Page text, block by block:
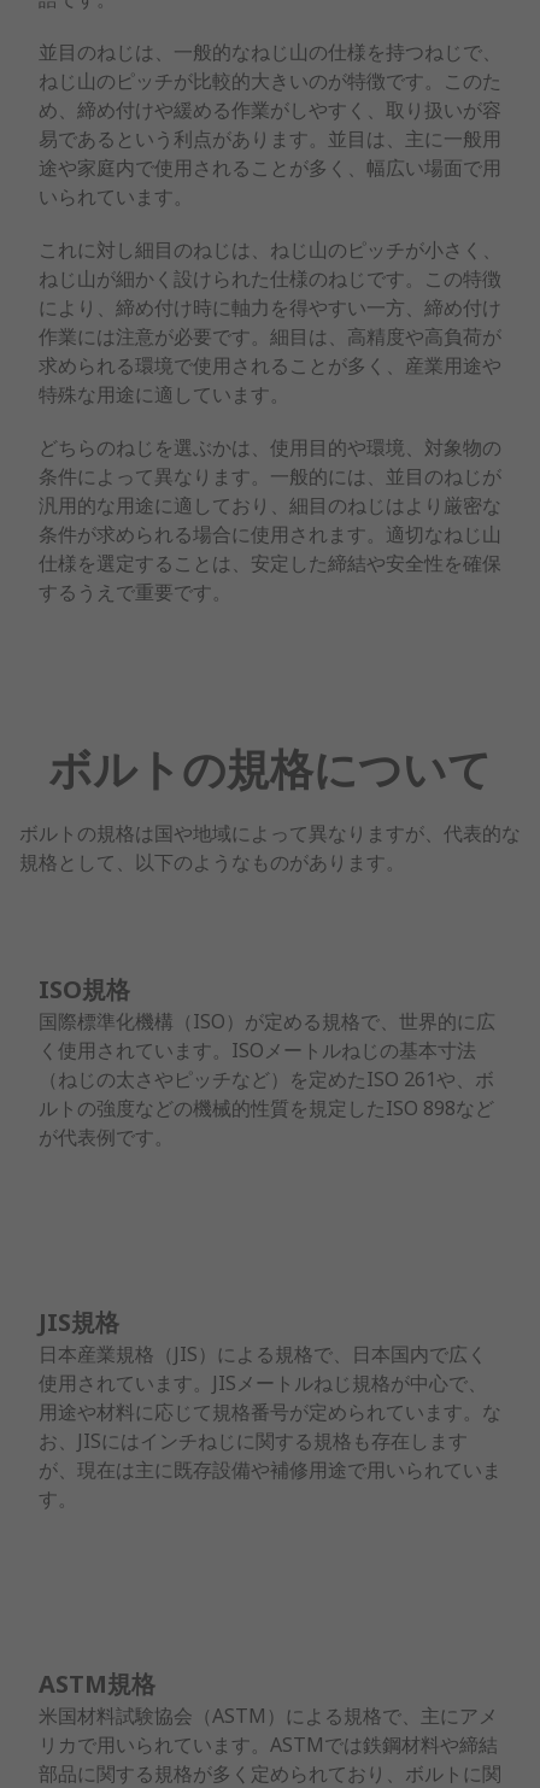
並目のねじは、一般的なねじ山の仕様を持つねじで、
ねじ山のピッチが比較的大きいのが特徴です。このた
め、締め付けや緩める作業がしやすく、取り扱いが容
易であるという利点があります。並目は、主に一般用
途や家庭内で使用されることが多く、幅広い場面で用
いられています。
これに対し細目のねじは、ねじ山のピッチが小さく、
ねじ山が細かく設けられた仕様のねじです。この特徴
により、締め付け時に軸力を得やすい一方、締め付け
作業には注意が必要です。細目は、高精度や高負荷が
求められる環境で使用されることが多く、産業用途や
特殊な用途に適しています。
どちらのねじを選ぶかは、使用目的や環境、対象物の
条件によって異なります。一般的には、並目のねじが
汎用的な用途に適しており、細目のねじはより厳密な
条件が求められる場合に使用されます。適切なねじ山
仕様を選定することは、安定した締結や安全性を確保
するうえで重要です。
ボルトの規格について
ボルトの規格は国や地域によって異なりますが、代表的な
規格として、以下のようなものがあります。
ISO規格
国際標準化機構（ISO）が定める規格で、世界的に広
く使用されています。ISOメートルねじの基本寸法
（ねじの太さやピッチなど）を定めたISO 261や、ボ
ルトの強度などの機械的性質を規定したISO 898など
が代表例です。
JIS規格
日本産業規格（JIS）による規格で、日本国内で広く
使用されています。JISメートルねじ規格が中心で、
用途や材料に応じて規格番号が定められています。な
お、JISにはインチねじに関する規格も存在します
が、現在は主に既存設備や補修用途で用いられていま
す。
ASTM規格
米国材料試験協会（ASTM）による規格で、主にアメ
リカで用いられています。ASTMでは鉄鋼材料や締結
部品に関する規格が多く定められており、ボルトに関